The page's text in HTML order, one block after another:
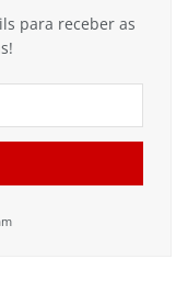
para receber as